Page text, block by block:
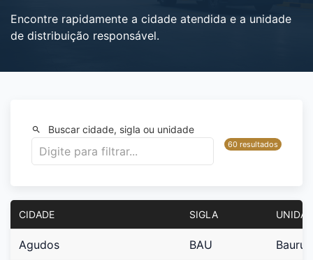
Encontre rapidamente a cidade atendida e a unidade
de distribuição responsável.
Buscar cidade, sigla ou unidade
60 resultados
CIDADE SIGLA
Agudos BAU Bauru